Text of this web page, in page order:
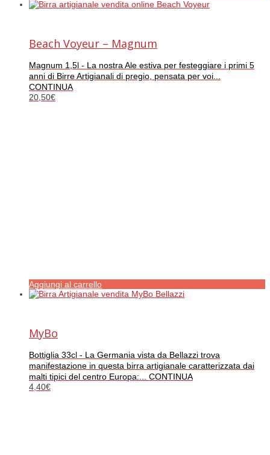
Beach Voyeur – Magnum
Magnum 1,5l - La nostra Ale estiva per festeggiare i primi 5
anni di Birre Artigianali di pregio, pensata per voi...
CONTINUA
20,50€
Aggiungi al carrello
MyBo
Bottiglia 33cl - La Germania vista da Bellazzi trova
manifestazione in questa birra artigianale caratterizzata dai
malti tipici del centro Europa:... CONTINUA
4,40€